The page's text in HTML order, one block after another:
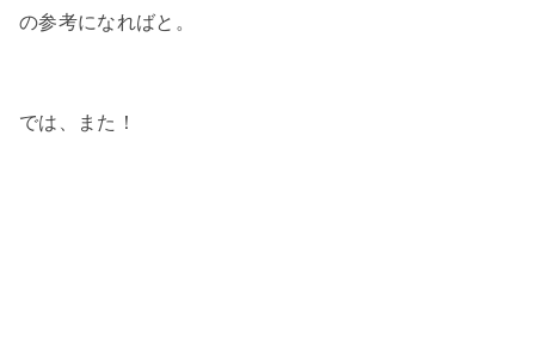
の参考になればと。
では、また！